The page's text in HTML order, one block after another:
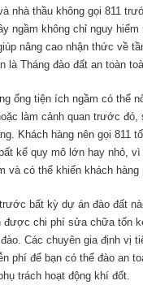
nhà thầu không gọi 811
ngầm không chỉ nguy
nâng cao nhận thức về
là Tháng đào đất an toàn
ống tiện ích ngầm có thể
làm cảnh quan trước
Khách hàng nên gọi 811
kể quy mô lớn hay nhỏ,
và có thể khiến khách
trước bất kỳ dự án đào đất
được chi phí sửa chữa tốn
Các chuyên gia định vị
phí để bạn có thể đào an
trách hoạt động khí đốt.